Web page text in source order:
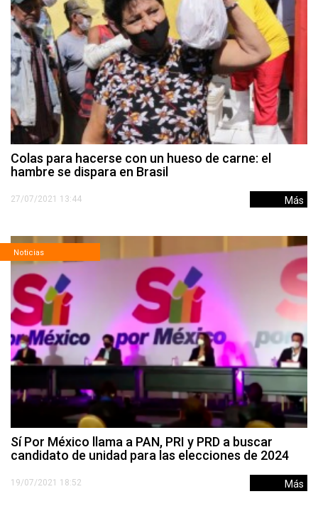
Colas para hacerse con un hueso de carne: el
hambre se dispara en Brasil
27/07/2021 13:44 Más
Noticias
Sí Por México llama a PAN, PRI y PRD a buscar
candidato de unidad para las elecciones de 2024
19/07/2021 18:52 Más